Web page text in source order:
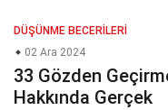
DÜŞÜNME BECERILERI
02 Ara 2024
33 Gözden
Hakkında Gerçek